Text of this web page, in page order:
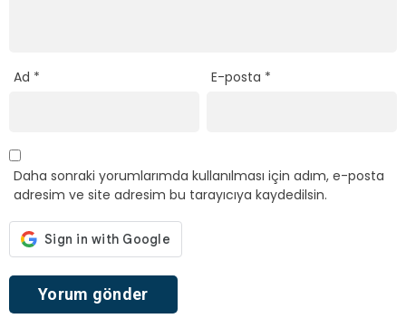
Ad * E-posta *
Daha sonraki yorumlarımda kullanılması için adım, e-posta
adresim ve site adresim bu tarayıcıya kaydedilsin.